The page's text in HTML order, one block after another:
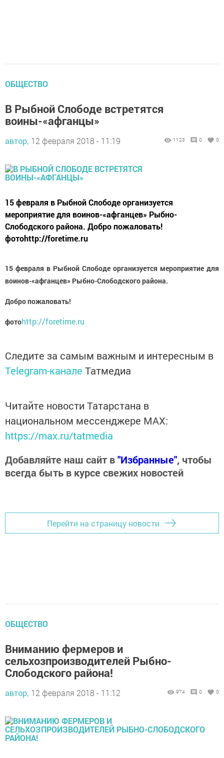
ОБЩЕСТВО
В Рыбной Слободе встретятся
воины-«афганцы»
автор, 12 февраля 2018 - 11:19 1123 0 0
15 февраля в Рыбной Слободе организуется
мероприятие для воинов-«афганцев» Рыбно-
Слободского района. Добро пожаловать!
фотоhttp://foretime.ru
15 февраля в Рыбной Слободе организуется мероприятие для
воинов-«афганцев» Рыбно-Слободского района.
Добро пожаловать!
фотоhttp://foretime.ru
Следите за самым важным и интересным в
Telegram-канале Татмедиа
Читайте новости Татарстана в
национальном мессенджере MАХ:
https://max.ru/tatmedia
Добавляйте наш сайт в"Избранные", чтобы
всегда быть в курсе свежих новостей
Перейти на страницу новости
ОБЩЕСТВО
Вниманию фермеров и
сельхозпроизводителей Рыбно-
Слободского района!
автор, 12 февраля 2018 - 11:12 974 0 0